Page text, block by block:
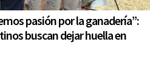
pasión por la ganadería”:
buscan dejar huella en